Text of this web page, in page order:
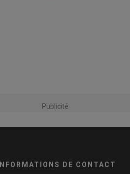
Publicité
INFORMATIONS DE CONTACT